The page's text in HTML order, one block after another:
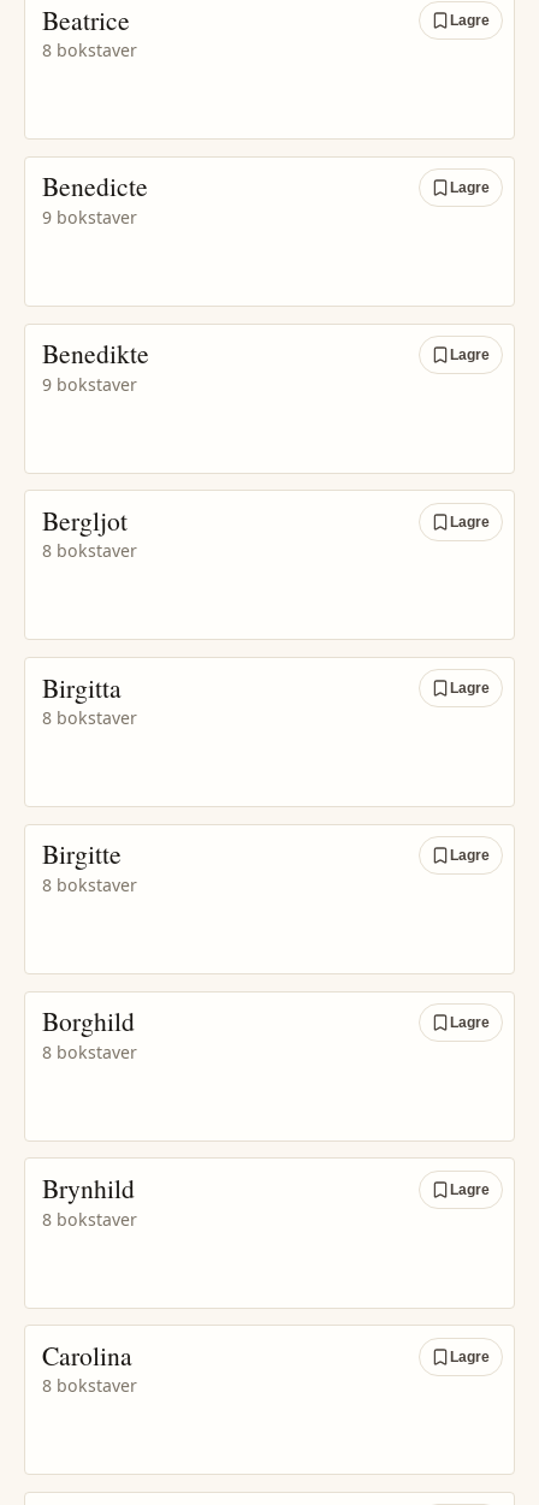
Beatrice
8 bokstaver
Lagre
Benedicte
9 bokstaver
Lagre
Benedikte
9 bokstaver
Lagre
Bergljot
8 bokstaver
Lagre
Birgitta
8 bokstaver
Lagre
Birgitte
8 bokstaver
Lagre
Borghild
8 bokstaver
Lagre
Brynhild
8 bokstaver
Lagre
Carolina
8 bokstaver
Lagre